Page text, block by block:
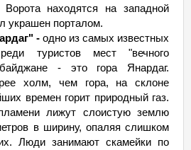
находятся на западной
украшен порталом.
- одно из самых известных
туристов мест "вечного
- это гора Янардаг.
холм, чем гора, на склоне
времен горит природный газ.
лижут слоистую землю
в ширину, опаляя слишком
Люди занимают скамейки по